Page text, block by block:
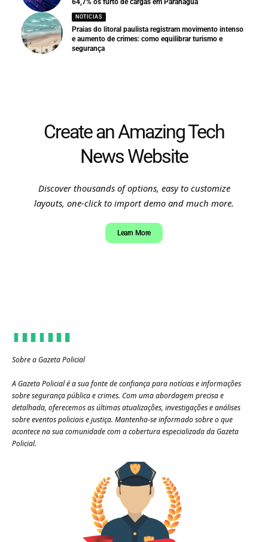
NOTICIAS
Praias do litoral paulista registram movimento intenso
e aumento de crimes: como equilibrar turismo e
segurança
Create an Amazing Tech
News Website
Discover thousands of options, easy to customize
layouts, one-click to import demo and much more.
Learn More
Sobre a Gazeta Policial
A Gazeta Policial é a sua fonte de confiança para notícias e informações
sobre segurança pública e crimes. Com uma abordagem precisa e
detalhada, oferecemos as últimas atualizações, investigações e análises
sobre eventos policiais e justiça. Mantenha-se informado sobre o que
acontece na sua comunidade com a cobertura especializada da Gazeta
Policial.